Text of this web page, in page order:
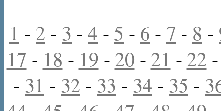
1 - 2 - 3 - 4 - 5 - 6 - 7 - 8 -
17 - 18 - 19 - 20 - 21 - 22
- 31 - 32 - 33 - 34 - 35 -